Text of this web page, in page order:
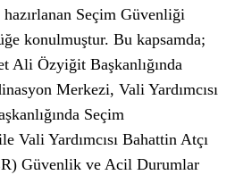
Seçim Güvenliği
konulmuştur. Bu kapsamda;
Ali Özyiğit Başkanlığında
Merkezi, Vali Yardımcısı
Seçim
Vali Yardımcısı Bahattin Atçı
Güvenlik ve Acil Durumlar